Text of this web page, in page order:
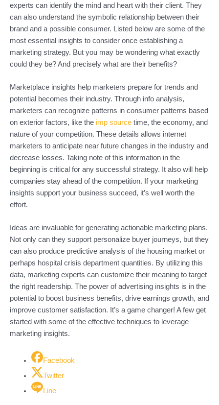
experts can identify the mind and heart with their client. They
can also understand the symbolic relationship between their
brand and a possible consumer. Listed below are some of the
most essential insights to consider once establishing a
marketing strategy. But you may be wondering what exactly
could they be? And precisely what are their benefits?
Marketplace insights help marketers prepare for trends and
potential becomes their industry. Through info analysis,
marketers can recognize patterns in consumer patterns based
on exterior factors, like the imp source time, the economy, and
nature of your competition. These details allows internet
marketers to anticipate near future changes in the industry and
decrease losses. Taking note of this information in the
beginning is critical for any successful strategy. It also will help
companies stay ahead of the competition. If your marketing
insights support your business succeed, it’s well worth the
effort.
Ideas are invaluable for generating actionable marketing plans.
Not only can they support personalize buyer journeys, but they
can also produce predictive analysis of the housing market or
perhaps hospital crisis department quantities. By utilizing this
data, marketing experts can customize their meaning to target
the right readership. The power of advertising insights is in the
potential to boost business benefits, drive earnings growth, and
improve customer satisfaction. It’s a game changer! A few get
started with some of the effective techniques to leverage
marketing insights.
Facebook
Twitter
Line